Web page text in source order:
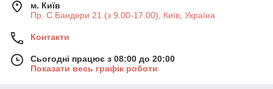
м. Київ
Пр. С.Бандери 21 (з 9.00-17.00), Київ, Україна
Контакти
Сьогодні працює з 08:00 до 20:00
Показати весь графік роботи